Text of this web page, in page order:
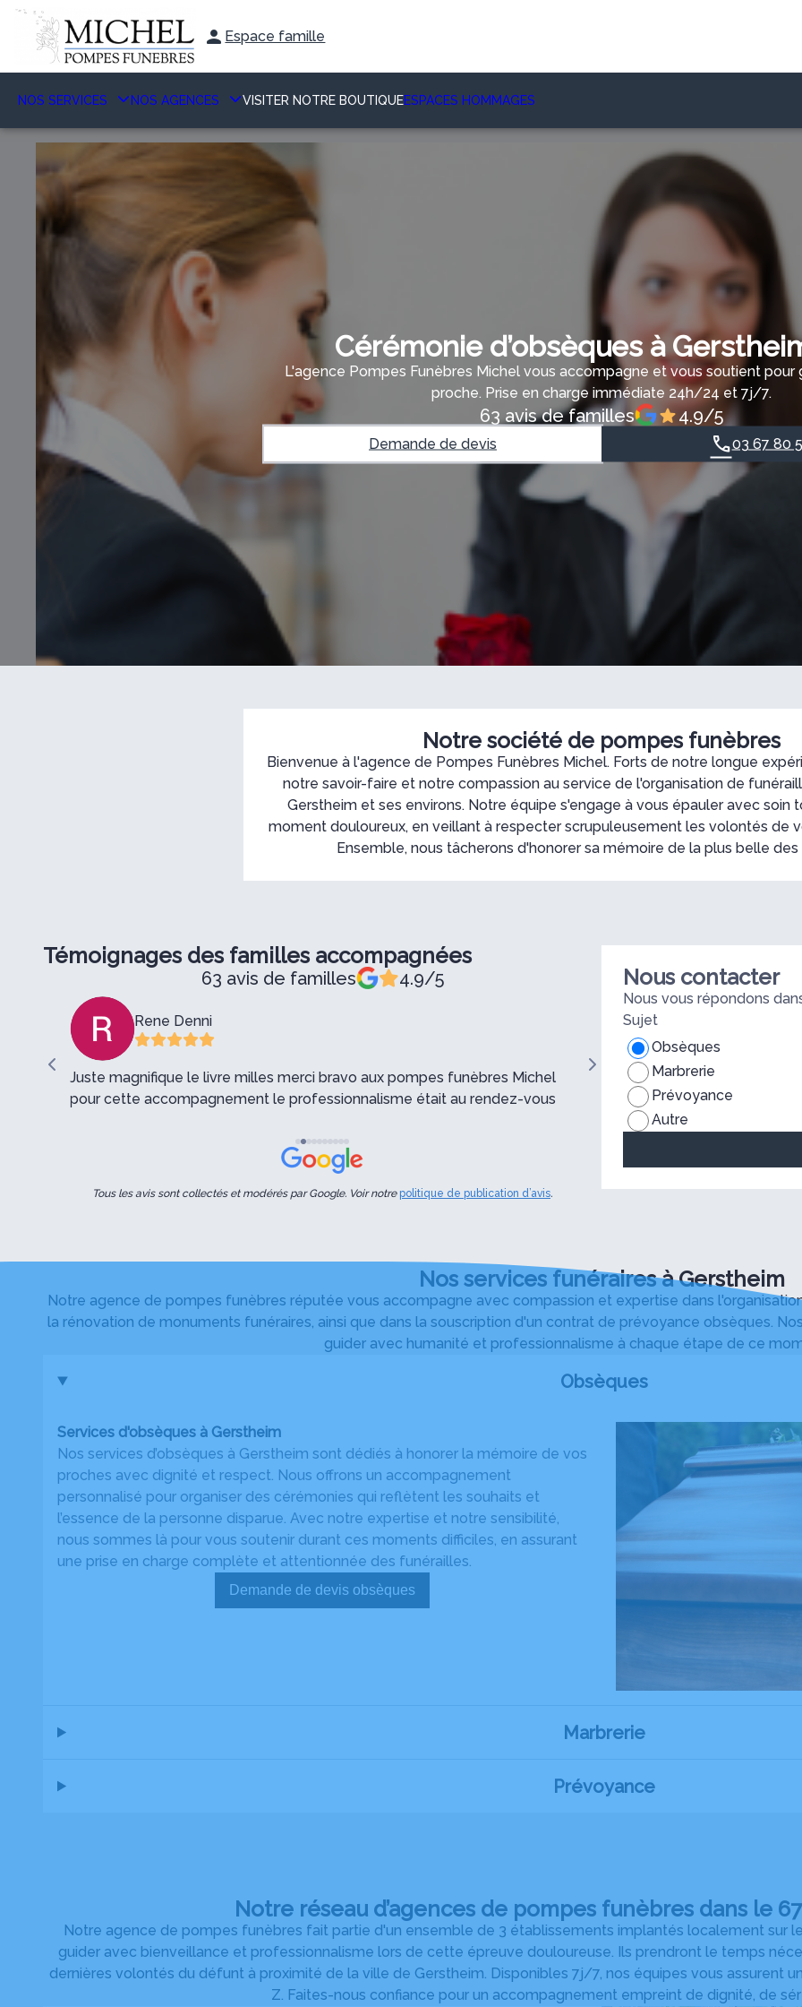
Espace famille
NOS SERVICES NOS AGENCES VISITER NOTRE BOUTIQUEESPACES HOMMAGES
Cérémonie d’obsèques à
L'agence Pompes Funèbres Michel vous accompagne et vous soutient pour
proche. Prise en charge immédiate 24h/24 et 7j/7.
63 avis de familles 4.9/5
Demande de devis 03 67 80
Notre société de pompes funèbres
Bienvenue à l'agence de Pompes Funèbres Michel. Forts de notre longue
notre savoir-faire et notre compassion au service de l'organisation de
Gerstheim et ses environs. Notre équipe s'engage à vous épauler avec soin
moment douloureux, en veillant à respecter scrupuleusement les volontés de
Ensemble, nous tâcherons d'honorer sa mémoire de la plus belle des
Témoignages des familles accompagnées
63 avis de familles 4.9/5
Rene Denni
Juste magnifique le livre milles merci bravo aux pompes funèbres Michel
pour cette accompagnement le professionnalisme était au rendez-vous
FREPPEL William
Nous tenons à remercier les
éfficacité, leur soutien et la
Tous les avis sont collectés et modérés par Google. Voir notre politique de publication d’avis.
Nous contacter
Nous vous répondons
Sujet
Obsèques
Marbrerie
Prévoyance
Autre
Nos services funéraires à Gerstheim
Notre agence de pompes funèbres réputée vous accompagne avec compassion et expertise dans
la rénovation de monuments funéraires, ainsi que dans la souscription d'un contrat de prévoyance obsèques.
guider avec humanité et professionnalisme à chaque étape de ce
Obsèques
Services d'obsèques à Gerstheim
Nos services d’obsèques à Gerstheim sont dédiés à honorer la mémoire de vos
proches avec dignité et respect. Nous offrons un accompagnement
personnalisé pour organiser des cérémonies qui reflètent les souhaits et
l’essence de la personne disparue. Avec notre expertise et notre sensibilité,
nous sommes là pour vous soutenir durant ces moments difficiles, en assurant
une prise en charge complète et attentionnée des funérailles.
Demande de devis obsèques
Marbrerie
Prévoyance
Notre réseau d’agences de pompes funèbres dans le
Notre agence de pompes funèbres fait partie d'un ensemble de 3 établissements implantés localement sur
guider avec bienveillance et professionnalisme lors de cette épreuve douloureuse. Ils prendront le temps
dernières volontés du défunt à proximité de la ville de Gerstheim. Disponibles 7j/7, nos équipes vous assurent
Z. Faites-nous confiance pour un accompagnement empreint de dignité, de